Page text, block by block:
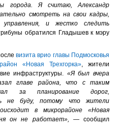
города. Я считаю, Александр
смотреть на свои кадры,
и жестко следить
обратился Гладышев к мэру
визита врио главы Подмосковья
«Новая Трехгорка», жители
инфраструктуры. «Я был вчера
главе района, что с таким
за планирование дорог,
не буду, потому что жители
в микрорайоне «Новая
он не работает», — сообщил